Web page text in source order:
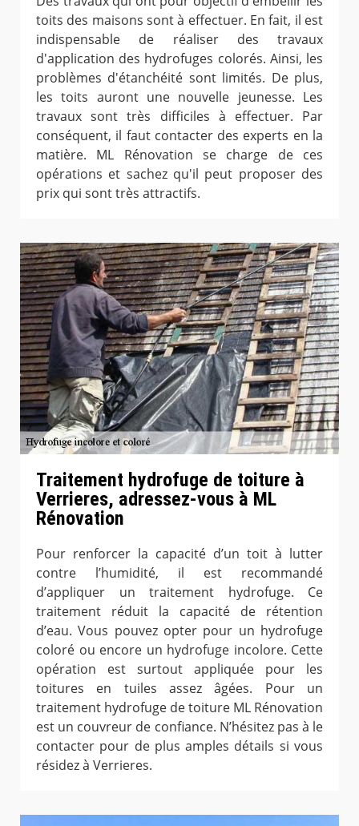
toits des maisons sont à effectuer. En fait, il est
indispensable de réaliser des travaux
d'application des hydrofuges colorés. Ainsi, les
problèmes d'étanchéité sont limités. De plus,
les toits auront une nouvelle jeunesse. Les
travaux sont très difficiles à effectuer. Par
conséquent, il faut contacter des experts en la
matière. ML Rénovation se charge de ces
opérations et sachez qu'il peut proposer des
prix qui sont très attractifs.
Traitement hydrofuge de toiture à
Verrieres, adressez-vous à ML
Rénovation
Pour renforcer la capacité d’un toit à lutter
contre l’humidité, il est recommandé
d’appliquer un traitement hydrofuge. Ce
traitement réduit la capacité de rétention
d’eau. Vous pouvez opter pour un hydrofuge
coloré ou encore un hydrofuge incolore. Cette
opération est surtout appliquée pour les
toitures en tuiles assez âgées. Pour un
traitement hydrofuge de toiture ML Rénovation
est un couvreur de confiance. N’hésitez pas à le
contacter pour de plus amples détails si vous
résidez à Verrieres.